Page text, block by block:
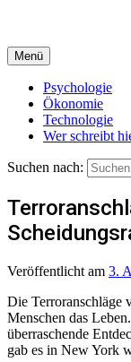
Menü
Psychologie
Ökonomie
Technologie
Wer schreibt
Suchen nach:
Veröffentlicht am 3.
Die Terroranschläge
Menschen das
überraschende
gab es in New York